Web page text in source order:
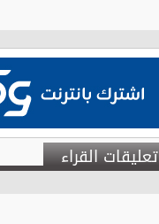
تعليقات القراء